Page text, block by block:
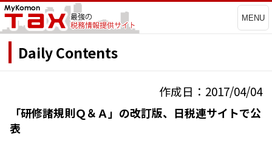
MENU
Daily Contents
作成日：2017/04/04
「研修諸規則Ｑ＆Ａ」の改訂版、日税連サイトで公
表